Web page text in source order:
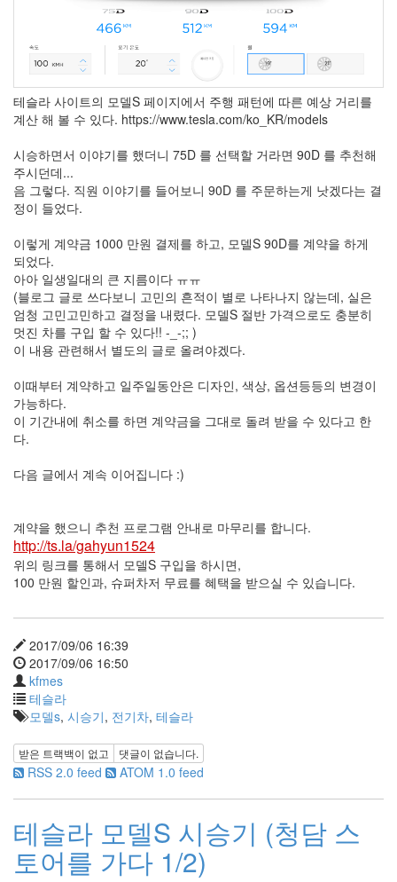
테슬라 사이트의 모델S 페이지에서 주행 패턴에 따른 예상 거리를
계산 해 볼 수 있다. https://www.tesla.com/ko_KR/models
시승하면서 이야기를 했더니 75D 를 선택할 거라면 90D 를 추천해
주시던데...
음 그렇다. 직원 이야기를 들어보니 90D 를 주문하는게 낫겠다는 결
정이 들었다.
이렇게 계약금 1000 만원 결제를 하고, 모델S 90D를 계약을 하게
되었다.
아아 일생일대의 큰 지름이다 ㅠㅠ
(블로그 글로 쓰다보니 고민의 흔적이 별로 나타나지 않는데, 실은
엄청 고민고민하고 결정을 내렸다. 모델S 절반 가격으로도 충분히
멋진 차를 구입 할 수 있다!! -_-;; )
이 내용 관련해서 별도의 글로 올려야겠다.
이때부터 계약하고 일주일동안은 디자인, 색상, 옵션등등의 변경이
가능하다.
이 기간내에 취소를 하면 계약금을 그대로 돌려 받을 수 있다고 한
다.
다음 글에서 계속 이어집니다 :)
계약을 했으니 추천 프로그램 안내로 마무리를 합니다.
http://ts.la/gahyun1524
위의 링크를 통해서 모델S 구입을 하시면,
100 만원 할인과, 슈퍼차저 무료를 혜택을 받으실 수 있습니다.
2017/09/06 16:39
2017/09/06 16:50
kfmes
테슬라
모델s, 시승기, 전기차, 테슬라
받은 트랙백이 없고 댓글이 없습니다.
RSS 2.0 feed ATOM 1.0 feed
테슬라 모델S 시승기 (청담 스
토어를 가다 1/2)